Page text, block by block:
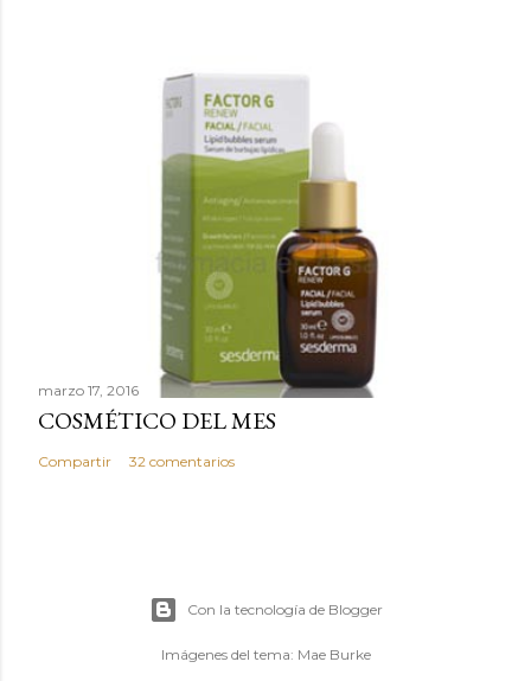
marzo 17, 2016
COSMÉTICO DEL MES
Compartir 32 comentarios
Con la tecnología de Blogger
Imágenes del tema: Mae Burke